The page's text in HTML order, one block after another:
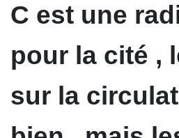
C est une
pour la cité ,
sur la